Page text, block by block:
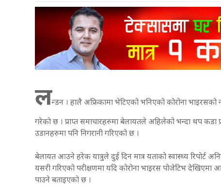
लन्डन । हालै अफ्रिकामा भेटिएको भनिएको कोरोना
गरेको छ । प्राप्त समाचारहरुमा बेलायतले अहिलेको भन्दा थप
उडानहरुमा पनि निगरानी गरिएको छ ।
बेलायत आउने हरेक यात्रुले दुई दिन मात्र यताको स्वास्थ्य रिपोर्ट
यसरी गरिएको परीक्षणमा यदि कोरोना भाइरस पोजेटिभ देखिएमा
पाउने बताइएको छ ।